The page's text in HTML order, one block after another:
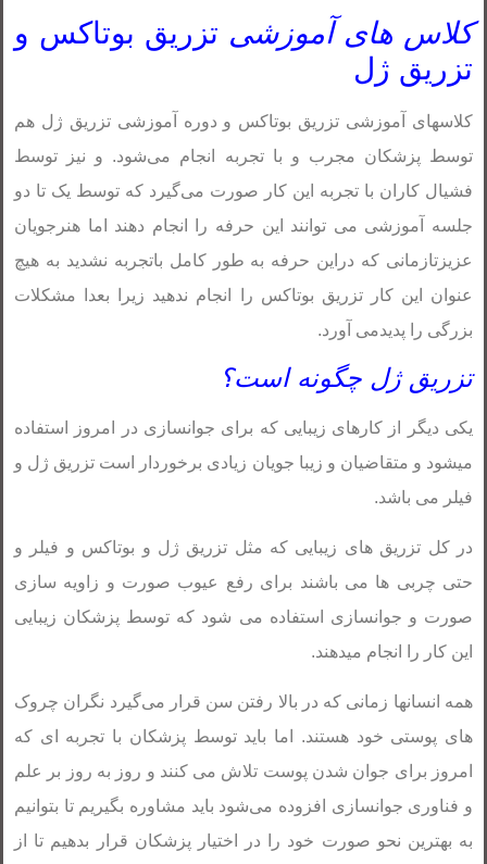
کلاس های آموزشی تزریق بوتاکس و
تزریق ژل
کلاسهای آموزشی تزریق بوتاکس و دوره آموزشی تزریق ژل هم
توسط پزشکان مجرب و با تجربه انجام می‌شود. و نیز توسط
فشیال کاران با تجربه این کار صورت می‌گیرد که توسط یک تا دو
جلسه آموزشی می توانند این حرفه را انجام دهند اما هنرجویان
عزیزتازمانی که دراین حرفه به طور کامل باتجربه نشدید به هیچ
عنوان این کار تزریق بوتاکس را انجام ندهید زیرا بعدا مشکلات
بزرگی را پدیدمی آورد.
تزریق ژل چگونه است؟
یکی دیگر از کارهای زیبایی که برای جوانسازی در امروز استفاده
میشود و متقاضیان و زیبا جویان زیادی برخوردار است تزریق ژل و
فیلر می باشد.
در کل تزریق های زیبایی که مثل تزریق ژل و بوتاکس و فیلر و
حتی چربی ها می باشند برای رفع عیوب صورت و زاویه سازی
صورت و جوانسازی استفاده می شود که توسط پزشکان زیبایی
این کار را انجام میدهند.
همه انسانها زمانی که در بالا رفتن سن قرار می‌گیرد نگران چروک
های پوستی خود هستند. اما باید توسط پزشکان با تجربه ای که
امروز برای جوان شدن پوست تلاش می کنند و روز به روز بر علم
و فناوری جوانسازی افزوده می‌شود باید مشاوره بگیریم تا بتوانیم
به بهترین نحو صورت خود را در اختیار پزشکان قرار بدهیم تا از